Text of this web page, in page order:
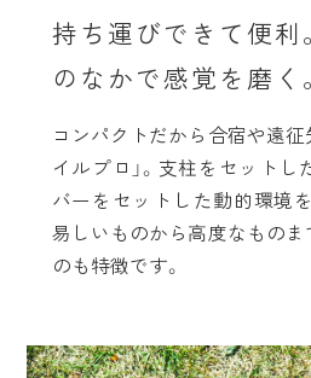
持ち運びできて便利
のなかで感覚を磨く。
コンパクトだから合宿や遠征
イルプロ」。支柱をセットし
バーをセットした動的環境
易しいものから高度なものま
のも特徴です。